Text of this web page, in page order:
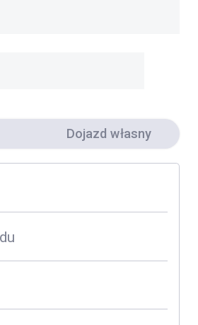
Dojazd własny